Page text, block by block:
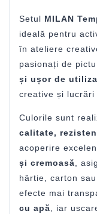
Setul MILAN
ideală pentru
în ateliere
pasionați de
și ușor de
creative și lucrări
Culorile sunt
calitate,
acoperire
și cremoasă ,
hârtie, carton
efecte mai
cu apă , iar